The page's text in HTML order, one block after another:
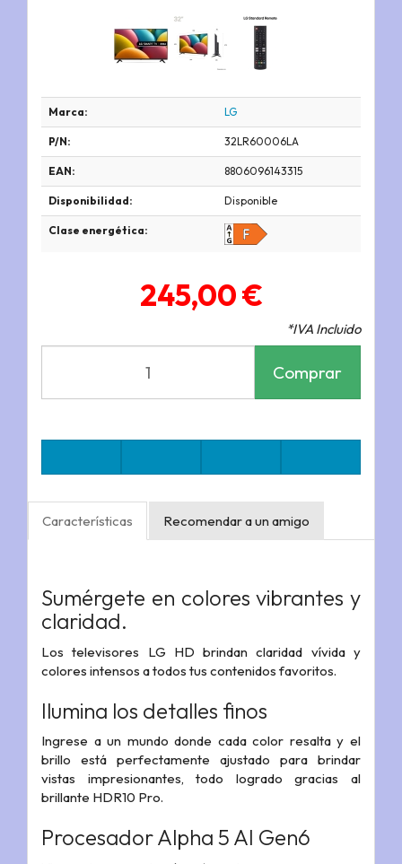
Marca: LG
P/N: 32LR60006LA
EAN: 8806096143315
Disponibilidad: Disponible
Clase energética:
245,00 €
*IVA Incluido
Comprar
Características Recomendar a un amigo
Sumérgete en colores vibrantes y
claridad.
Los televisores LG HD brindan claridad vívida y
colores intensos a todos tus contenidos favoritos.
Ilumina los detalles finos
Ingrese a un mundo donde cada color resalta y el
brillo está perfectamente ajustado para brindar
vistas impresionantes, todo logrado gracias al
brillante HDR10 Pro.
Procesador Alpha 5 AI Gen6